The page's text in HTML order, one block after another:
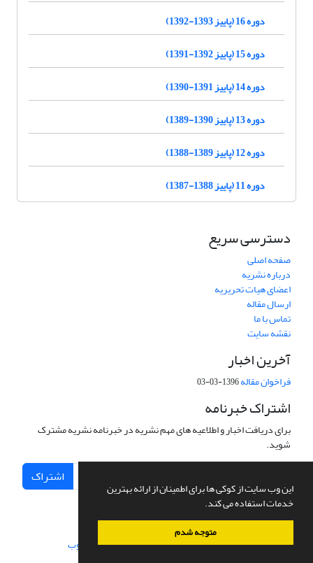
این وب سایت از کوکی ها برای اطمینان از ارائه بهترین
خدمات استفاده می کند.
متوجه شدم
دوره 16 (پاییز 1393-1392)
دوره 15 (پاییز 1392-1391)
دوره 14 (پاییز 1391-1390)
دوره 13 (پاییز 1390-1389)
دوره 12 (پاییز 1389-1388)
دوره 11 (پاییز 1388-1387)
دسترسی سریع
صفحه اصلی
درباره نشریه
اعضای هیات تحریریه
ارسال مقاله
تماس با ما
نقشه سایت
آخرین اخبار
فراخوان مقاله1396-03-03
اشتراک خبرنامه
برای دریافت اخبار و اطلاعیه های مهم نشریه در خبرنامه نشریه مشترک
شوید.
اشتراک
سامانه مدیریت نشریات علمی.طراحی و پیاده سازی از سیناوب